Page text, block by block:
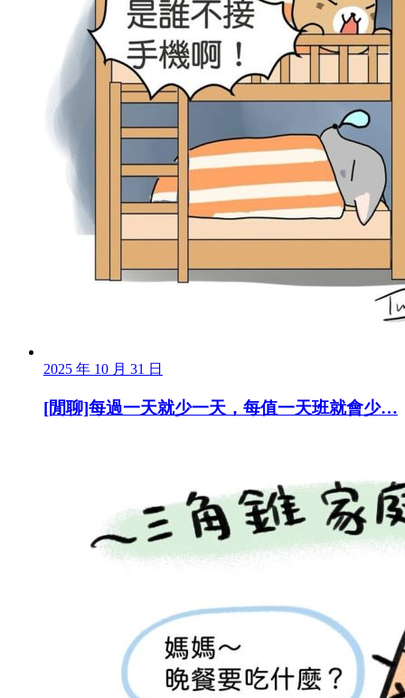
2025 年 10 月 31 日
[閒聊]每過一天就少一天，每值一天班就會少…